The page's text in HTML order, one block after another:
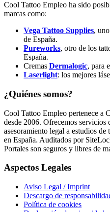
Cool Tattoo Empleo ha sido
marcas como:
Vega Tattoo Supplies,
de España.
Pureworks, otro de los
España.
Cremas Dermalogic, para
Laserlight: los mejores
¿Quiénes somos?
Cool Tattoo Empleo pertenece a
desde 2006. Ofrecemos
asesoramiento legal a estudios
en España. Auditados por
Portales son seguros y libres de
Aspectos Legales
Aviso Legal / Imprint
Descargo de
Política de cookies